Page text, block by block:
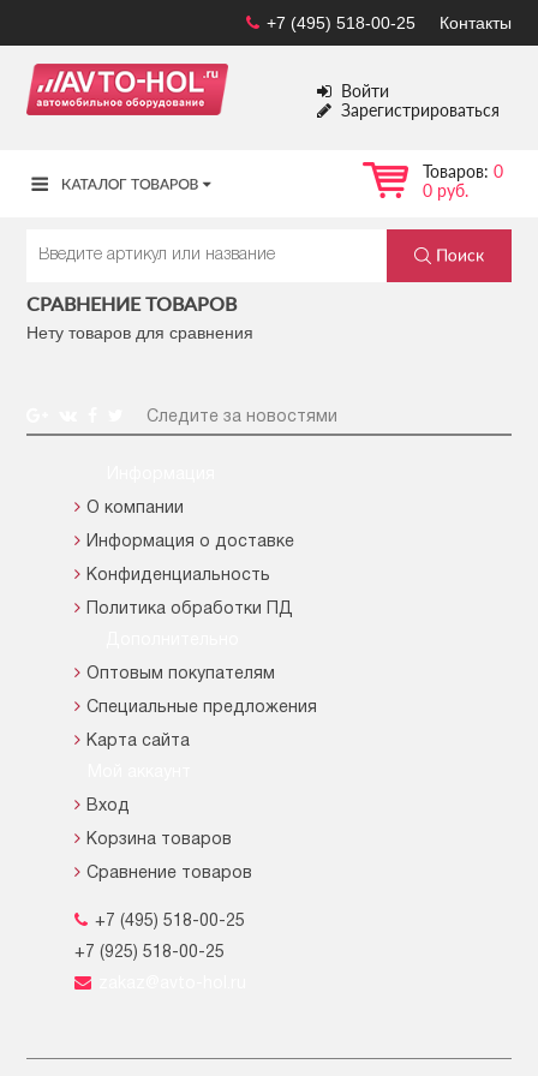
Контакты
+7 (495) 518-00-25
Войти
Зарегистрироваться
Товаров: 0
0 руб.
СРАВНЕНИЕ ТОВАРОВ
Нету товаров для сравнения
Следите за новостями
О компании
Информация о доставке
Конфиденциальность
Политика обработки ПД
Оптовым покупателям
Специальные предложения
Карта сайта
Вход
Корзина товаров
Сравнение товаров
+7 (495) 518-00-25
+7 (925) 518-00-25